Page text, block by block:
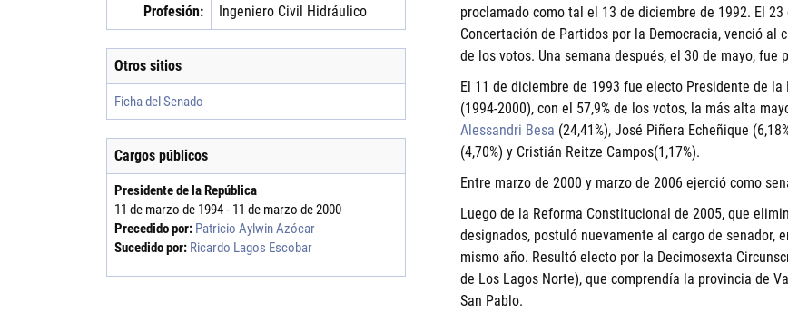
Profesión: Ingeniero Civil Hidráulico
Otros sitios
Ficha del Senado
Cargos públicos
Presidente de la República
11 de marzo de 1994 - 11 de marzo de 2000
Precedido por: Patricio Aylwin Azócar
Sucedido por: Ricardo Lagos Escobar
proclamado como tal el 13 de diciembre de 1992. El
Concertación de Partidos por la Democracia, venció al
de los votos. Una semana después, el 30 de mayo,
El 11 de diciembre de 1993 fue electo Presidente de
(1994-2000), con el 57,9% de los votos, la más alta
Alessandri Besa (24,41%), José Piñera Echeñique
(4,70%) y Cristián Reitze Campos(1,17%).
Entre marzo de 2000 y marzo de 2006 ejerció como
Luego de la Reforma Constitucional de 2005, que
designados, postuló nuevamente al cargo de senador,
mismo año. Resultó electo por la Decimosexta
de Los Lagos Norte), que comprendía la provincia de
San Pablo.